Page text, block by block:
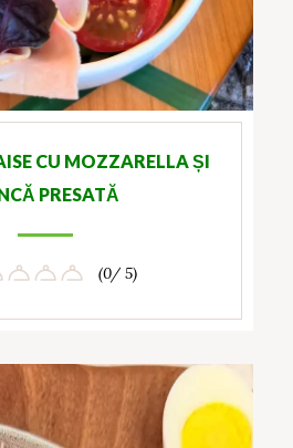
CU MOZZARELLA ȘI
PRESATĂ
(0/ 5)